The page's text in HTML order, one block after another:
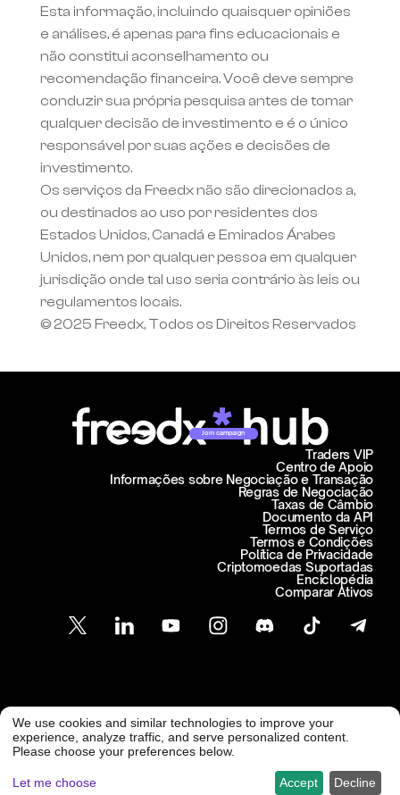
Esta informação, incluindo quaisquer opiniões
e análises, é apenas para fins educacionais e
não constitui aconselhamento ou
recomendação financeira. Você deve sempre
conduzir sua própria pesquisa antes de tomar
qualquer decisão de investimento e é o único
responsável por suas ações e decisões de
investimento.
Os serviços da Freedx não são direcionados a,
ou destinados ao uso por residentes dos
Estados Unidos, Canadá e Emirados Árabes
Unidos, nem por qualquer pessoa em qualquer
jurisdição onde tal uso seria contrário às leis ou
regulamentos locais.
© 2025 Freedx, Todos os Direitos Reservados
Join campaign
Centro de Apoio
Informações sobre Negociação e Transação
Traders VIP
Regras de Negociação
Taxas de Câmbio
Documento da API
Termos de Serviço
Termos e Condições
Política de Privacidade
Criptomoedas Suportadas
Enciclopédia
Comparar Ativos
Atendimento ao Cliente
support@freedx.com @ Freedx 2026
We use cookies and similar technologies to improve your
experience, analyze traffic, and serve personalized content.
Please choose your preferences below.
Let me choose Decline
Accept